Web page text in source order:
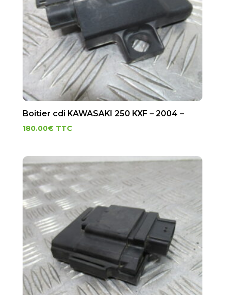
Boitier cdi KAWASAKI 250 KXF – 2004 –
180.00€ TTC